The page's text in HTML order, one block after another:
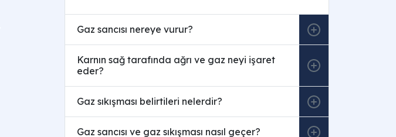
Gaz sancısı nereye vurur?
Karnın sağ tarafında ağrı ve gaz neyi işaret
eder?
Gaz sıkışması belirtileri nelerdir?
Gaz sancısı ve gaz sıkışması nasıl geçer?